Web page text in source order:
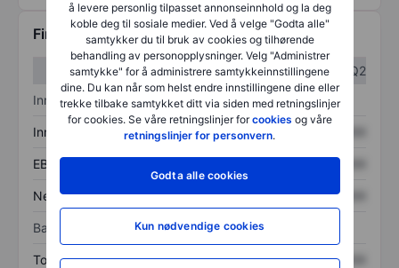
å levere personlig tilpasset annonseinnhold og la deg
koble deg til sosiale medier. Ved å velge "Godta alle"
samtykker du til bruk av cookies og tilhørende
behandling av personopplysninger. Velg "Administrer
samtykke" for å administrere samtykkeinnstillingene
dine. Du kan når som helst endre innstillingene dine eller
trekke tilbake samtykket ditt via siden med retningslinjer
for cookies. Se våre retningslinjer forcookies og våre
retningslinjer for personvern.
Godta alle cookies
Kun nødvendige cookies
Finansiell informasjon
Q1
Q2
Inntektsoversikt
Inntekter XXXXXXX
EBITDA XXXXXXX
Nettoinntekt XXXXXXX XXXXXXX
Balanse
Totale eiendeler XXXXXXX XXXXXXX